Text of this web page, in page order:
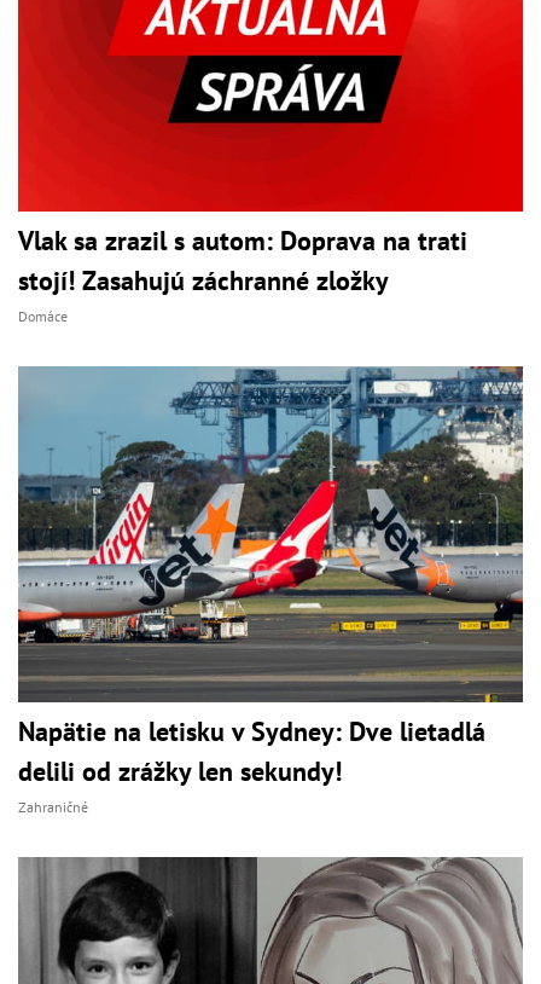
Vlak sa zrazil s autom: Doprava na trati
stojí! Zasahujú záchranné zložky
Domáce
Napätie na letisku v Sydney: Dve lietadlá
delili od zrážky len sekundy!
Zahraničné